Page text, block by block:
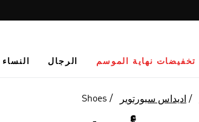
تخفيضات نهاية الموسم الرجال النساء
اديداس سبورتوير Shoes